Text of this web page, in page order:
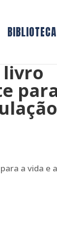
BIBLIOTECA
livro